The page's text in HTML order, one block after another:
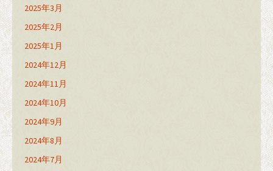
2025年3月
2025年2月
2025年1月
2024年12月
2024年11月
2024年10月
2024年9月
2024年8月
2024年7月